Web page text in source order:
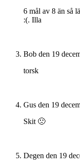
6 mål av 8 än så
:(. Illa
Bob den 19
torsk
Gus den 19
Skit 🙁
Degen den 19